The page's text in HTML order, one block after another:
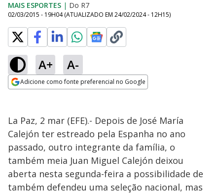
MAIS ESPORTES | Do R7
02/03/2015 - 19H04 (ATUALIZADO EM 24/02/2024 - 12H15)
A+ A-
Adicione como fonte preferencial no Google
La Paz, 2 mar (EFE).- Depois de José María
Calejón ter estreado pela Espanha no ano
passado, outro integrante da família, o
também meia Juan Miguel Calejón deixou
aberta nesta segunda-feira a possibilidade de
também defendeu uma seleção nacional, mas